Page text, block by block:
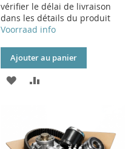
vérifier le délai de livraison
dans les détails du produit
Voorraad info
Ajouter au panier
AJOUTER
LISTE